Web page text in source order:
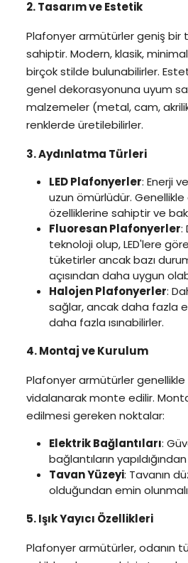
2. Tasarım ve Estetik
Plafonyer armütürler geniş bir
sahiptir. Modern, klasik,
birçok stilde bulunabilirler.
genel dekorasyonuna uyum
malzemeler (metal, cam,
renklerde üretilebilirler.
3. Aydınlatma Türleri
LED Plafonyerler: Enerji
uzun ömürlüdür. Genellikle
özelliklerine sahiptir ve
Fluoresan Plafonyerler:
teknoloji olup, LED'lere
tüketirler ancak bazı
açısından daha uygun
Halojen Plafonyerler:
sağlar, ancak daha fazla
daha fazla ısınabilirler.
4. Montaj ve Kurulum
Plafonyer armütürler
vidalanarak monte edilir.
edilmesi gereken noktalar:
Elektrik Bağlantıları:
bağlantıların
Tavan Yüzeyi: Tavanın
olduğundan emin
5. Işık Yayıcı Özellikleri
Plafonyer armütürler, odanın